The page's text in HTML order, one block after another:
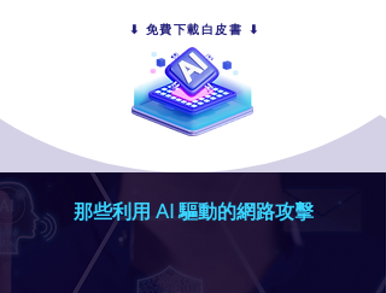
⬇︎ 免費下載白皮書 ⬇︎
那些利用 AI 驅動的網路攻擊